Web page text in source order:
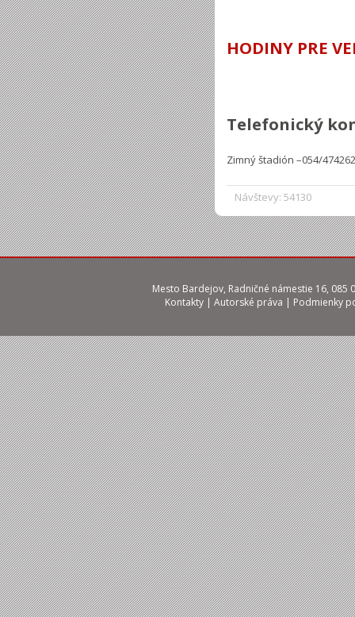
Návštevy: 54130
HODINY PRE
Telefonický
Zimný štadión –054/
Mesto Bardejov, Radničné námestie 16, 085
Kontakty | Autorské práva | Podmienky